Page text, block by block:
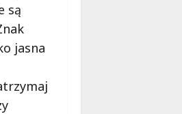
są
jasna